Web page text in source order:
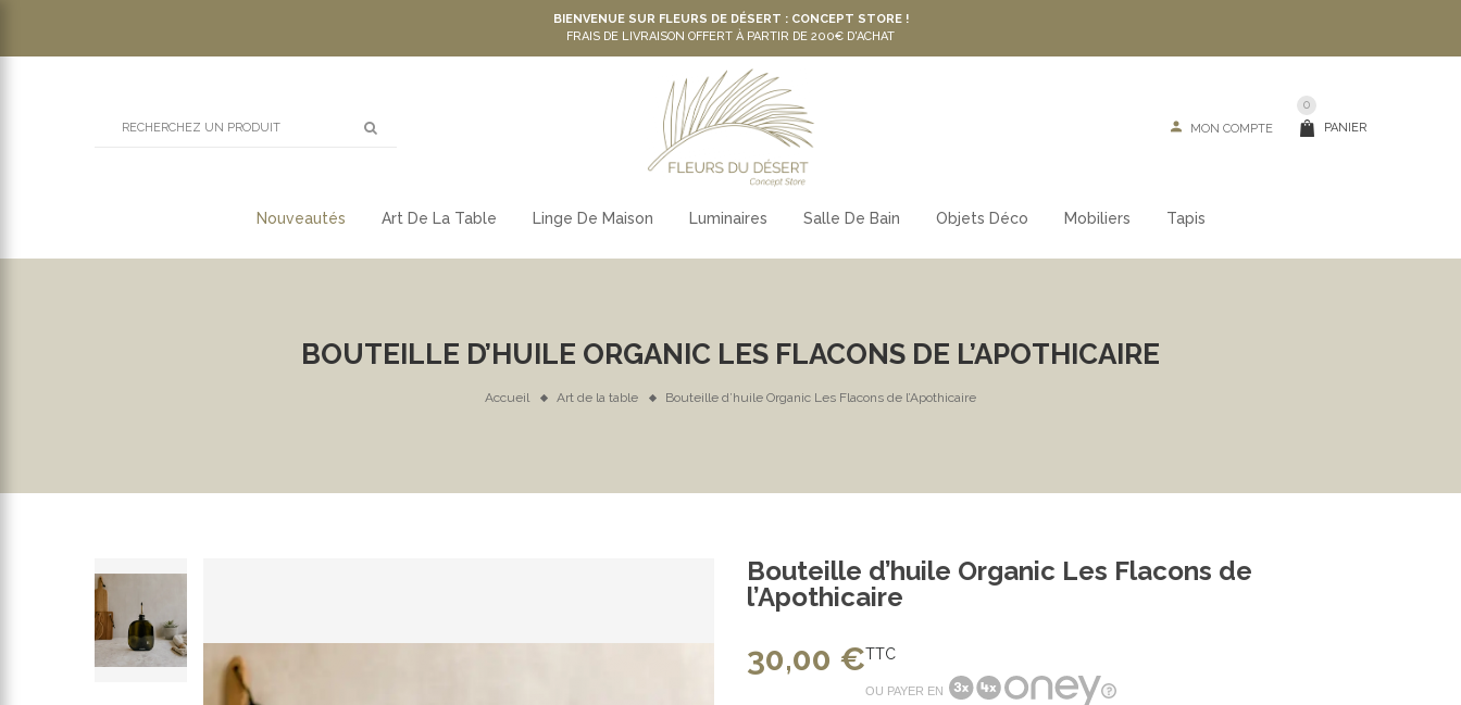
BIENVENUE SUR FLEURS DE DÉSERT : CONCEPT STORE !
FRAIS DE LIVRAISON OFFERT À PARTIR DE 200€ D'ACHAT
MON COMPTE
0
PANIER
Nouveautés Art De La Table Linge De Maison Luminaires Salle De Bain Objets Déco Mobiliers Tapis
BOUTEILLE D’HUILE ORGANIC LES FLACONS DE L’APOTHICAIRE
Accueil Art de la table Bouteille d’huile Organic Les Flacons de l’Apothicaire
Bouteille d’huile Organic Les Flacons de
l’Apothicaire
30,00 €TTC
OU PAYER EN